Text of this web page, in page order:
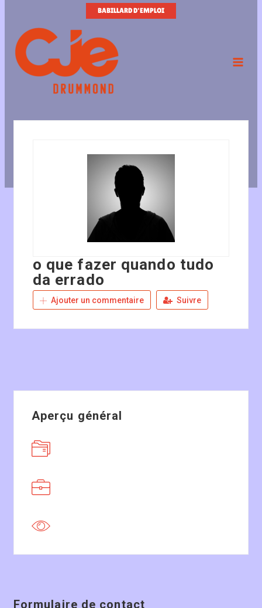
contenu
BABILLARD D'EMPLOI
o que fazer quando tudo
da errado
Ajouter un commentaire Suivre
Aperçu général
Formulaire de contact